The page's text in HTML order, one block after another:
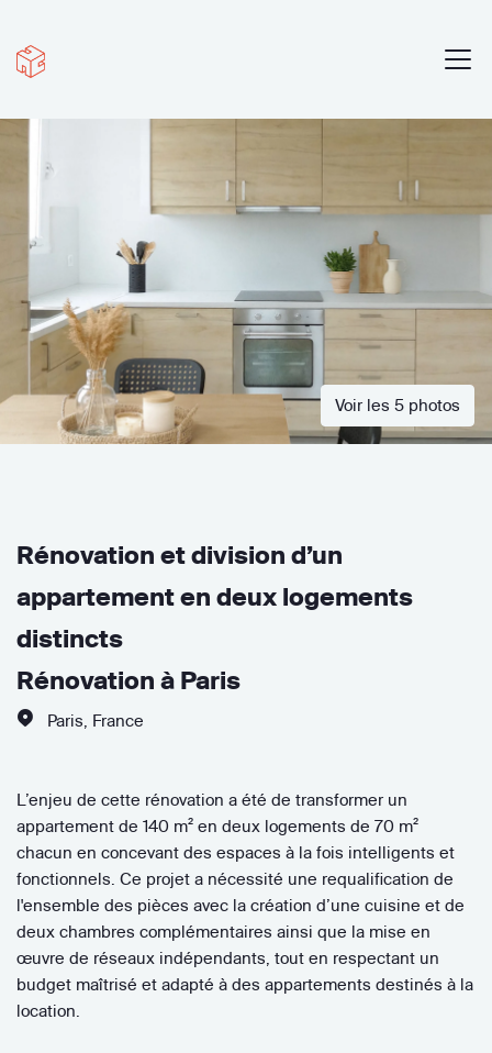
Voir les 5 photos
Rénovation et division d’un
appartement en deux logements
distincts
Rénovation à Paris
Paris France
L’enjeu de cette rénovation a été de transformer un
appartement de 140 m² en deux logements de 70 m²
chacun en concevant des espaces à la fois intelligents et
fonctionnels. Ce projet a nécessité une requalification de
l'ensemble des pièces avec la création d’une cuisine et de
deux chambres complémentaires ainsi que la mise en
œuvre de réseaux indépendants, tout en respectant un
budget maîtrisé et adapté à des appartements destinés à la
location.